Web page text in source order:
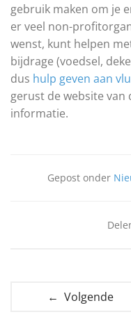
gebruik maken om je
er veel non-
wenst, kunt helpen
bijdrage (voedsel,
dus hulp geven aan
gerust de website
informatie.
Gepost onder
← Volgende